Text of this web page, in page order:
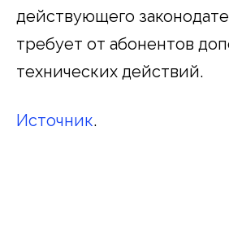
действующего
требует от абонентов
технических действий.
Источник.